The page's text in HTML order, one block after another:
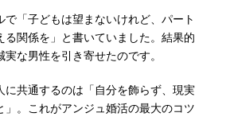
で「子どもは望まないけれど、パート
る関係を」と書いていました。結果的
な男性を引き寄せたのです。
に共通するのは「自分を飾らず、現実
」。これがアンジュ婚活の最大のコツ